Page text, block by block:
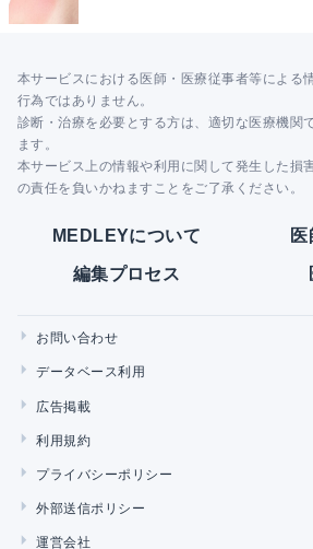
本サービスにおける医師・医療従事者等による
行為ではありません。
診断・治療を必要とする方は、適切な医療機関
ます。
本サービス上の情報や利用に関して発生した損
の責任を負いかねますことをご了承ください。
MEDLEYについて
編集プロセス
お問い合わせ
データベース利用
広告掲載
利用規約
プライバシーポリシー
外部送信ポリシー
運営会社